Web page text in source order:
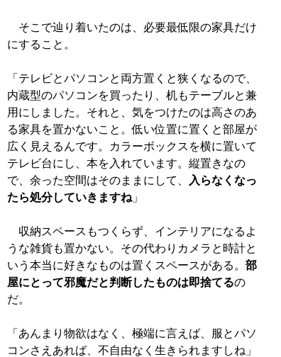
そこで辿り着いたのは、必要最低限の家具だけ
にすること。
「テレビとパソコンと両方置くと狭くなるので、
内蔵型のパソコンを買ったり、机もテーブルと兼
用にしました。それと、気をつけたのは高さのあ
る家具を置かないこと。低い位置に置くと部屋が
広く見えるんです。カラーボックスを横に置いて
テレビ台にし、本を入れています。縦置きなの
で、余った空間はそのままにして、
入らなくなっ
たら処分していきますね 」
収納スペースもつくらず、インテリアになるよ
うな雑貨も置かない。その代わりカメラと時計と
いう本当に好きなものは置くスペースがある。 部
屋にとって邪魔だと判断したものは即捨てるの
だ。
「あんまり物欲はなく、極端に言えば、服とパソ
コンさえあれば、不自由なく生きられますしね」